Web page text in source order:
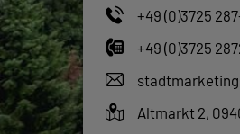
+49 (0)3725
+49 (0)3725
Altmarkt 2,